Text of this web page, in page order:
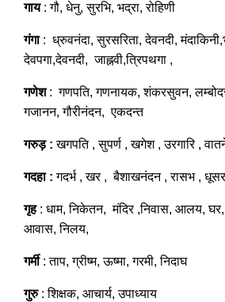
गाय: गौ, धेनु, सुरभि, भद्रा, रोहिणी
गंगा: ध्रुवनंदा, सुरसरिता, देवनदी,
देवपगा,देवनदी, जाह्नवी,त्रिपथगा ,
गणेश: गणपति, गणनायक, शंकरसुवन,
गजानन, गौरीनंदन, एकदन्त
गरुड़ : खगपति , सुपर्ण , खगेश , उरगारि ,
गदहा : गदर्भ , खर , बैशाखनंदन , रासभ ,
गृह: धाम, निकेतन, मंदिर ,निवास, आलय,
आवास, निलय,
गर्मी: ताप, ग्रीष्म, ऊष्मा, गरमी, निदाघ
गुरु: शिक्षक, आचार्य, उपाध्याय